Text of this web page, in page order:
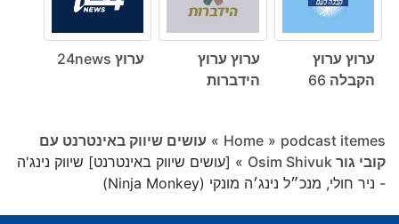
ערוץ ערוץ
הקבלה 66
ערוץ ערוץ
הידברות
ערוץ 24news
Home » podcast itemes
» עושים שיווק באינטרנט עם
קובי גור Osim Shivuk
» [עושים שיווק באינטרנט] שיווק נינג'ה
- ניר חולי, מנכ״ל נינג׳ה מונקי (Ninja Monkey)